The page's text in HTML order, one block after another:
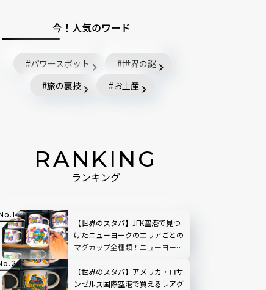
今！人気のワード
パワースポット
世界の謎
旅の裏技
お土産
RANKING
ランキング
【世界のスタバ】JFK空港で見つ
けたニューヨークのエリアごとの
マグカップ全種類！ニューヨーク
ガイド
【世界のスタバ】アメリカ・ロサ
ンゼルス国際空港で買えるレアグ